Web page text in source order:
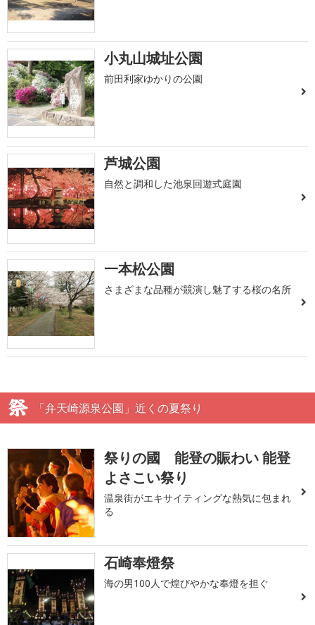
小丸山城址公園
前田利家ゆかりの公園
芦城公園
自然と調和した池泉回遊式庭園
一本松公園
さまざまな品種が競演し魅了する桜の名所
「弁天崎源泉公園」近くの夏祭り
祭りの國 能登の賑わい 能登
よさこい祭り
温泉街がエキサイティングな熱気に包まれ
る
石崎奉燈祭
海の男100人で煌びやかな奉燈を担ぐ